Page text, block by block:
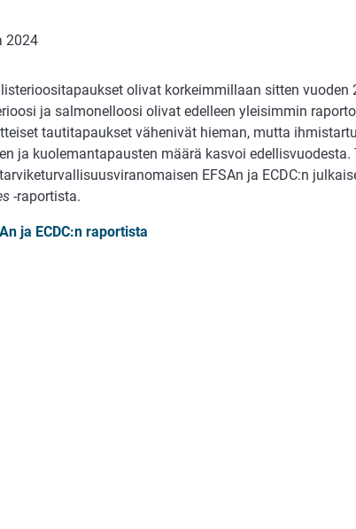
2024
olivat korkeimmillaan sitten vuoden
ja salmonelloosi olivat edelleen yleisimmin
tautitapaukset vähenivät hieman, mutta
ja kuolemantapausten määrä kasvoi edellisvuodesta.
EFSAn ja ECDC:n
-raportista.
ja ECDC:n raportista